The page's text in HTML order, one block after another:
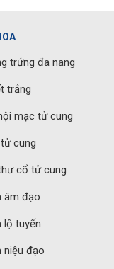
trứng đa nang
trắng
mạc tử cung
cung
cổ tử cung
âm đạo
lộ tuyến
niệu đạo